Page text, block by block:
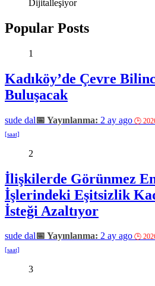
Dijitalleşiyor
Popular Posts
1
Kadıköy’de Çevre
Buluşacak
sude dal 2 ay ago
2
İlişkilerde Görünmez
İşlerindeki Eşitsizlik
İsteği Azaltıyor
sude dal 2 ay ago
3